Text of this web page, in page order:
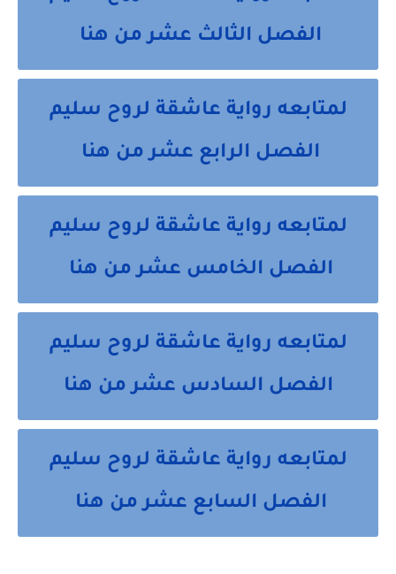
الفصل الثالث عشر من هنا
لمتابعه رواية عاشقة لروح سليم
الفصل الرابع عشر من هنا
لمتابعه رواية عاشقة لروح سليم
الفصل الخامس عشر من هنا
لمتابعه رواية عاشقة لروح سليم
الفصل السادس عشر من هنا
لمتابعه رواية عاشقة لروح سليم
الفصل السابع عشر من هنا